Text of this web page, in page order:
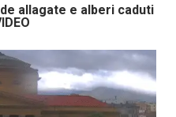
allagate e alberi caduti